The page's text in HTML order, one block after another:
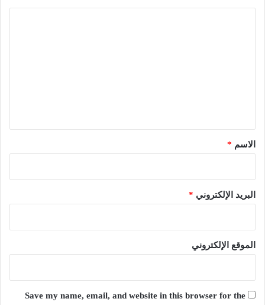
*الاسم *
البريد الإلكتروني *
الموقع الإلكتروني
Save my name, email, and website in this browser for the